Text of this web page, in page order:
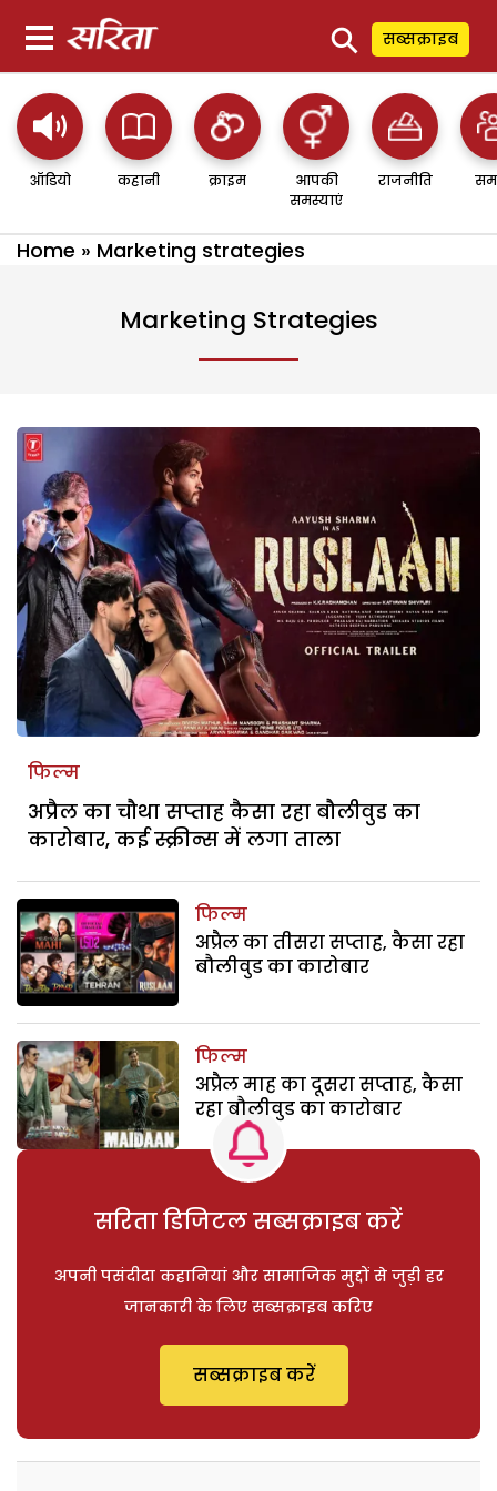
⚲ सब्सक्राइब
ऑडियो कहानी क्राइम
आपकी
समस्याएं
राजनीति
Home » Marketing strategies
Marketing Strategies
फिल्म
अप्रैल का चौथा सप्ताह कैसा रहा बौलीवुड का
कारोबार, कई स्क्रीन्स में लगा ताला
फिल्म
अप्रैल का तीसरा सप्ताह, कैसा रहा
बौलीवुड का कारोबार
फिल्म
अप्रैल माह का दूसरा सप्ताह, कैसा
रहा बौलीवुड का कारोबार
सरिता डिजिटल सब्सक्राइब करें
अपनी पसंदीदा कहानियां और सामाजिक मुद्दों से जुड़ी हर
जानकारी के लिए सब्सक्राइब करिए
सब्सक्राइब करें